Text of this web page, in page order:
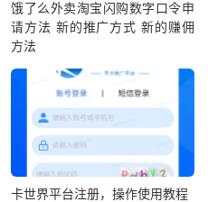
饿了么外卖淘宝闪购数字口令申
请方法 新的推广方式 新的赚佣
方法
卡世界平台注册，操作使用教程